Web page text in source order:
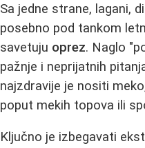
Sa jedne strane, lagani,
posebno pod tankom
savetuju oprez. Naglo
pažnje i neprijatnih
najzdravije je nositi
poput mekih topova ili
Ključno je izbegavati